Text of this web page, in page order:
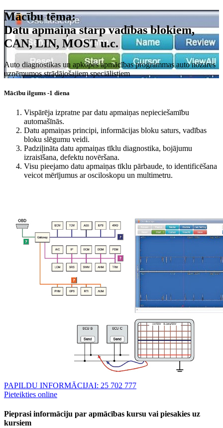
Mācību tēma:
Datu apmaiņa starp vadības blokiem,
CAN, LIN, MOST u.c.
Auto diagnostikas un apkopes apmācības programmas auto nozares
uzņēmumos strādājošajiem speciālistiem
Mācību ilgums -1 diena
Vispārēja izpratne par datu apmaiņas nepieciešamību
automašīnās.
Datu apmaiņas principi, informācijas bloku saturs, vadības
bloku slēgumu veidi.
Padziļināta datu apmaiņas tīklu diagnostika, bojājumu
izraisīšana, defektu novēršana.
Visu pieejamo datu apmaiņas tīklu pārbaude, to identificēšana
veicot mērījumus ar osciloskopu un multimetru.
PAPILDU INFORMĀCIJAI: 25 702 777
Pieteikties online
Pieprasi informāciju par apmācības kursu vai piesakies uz
kursiem